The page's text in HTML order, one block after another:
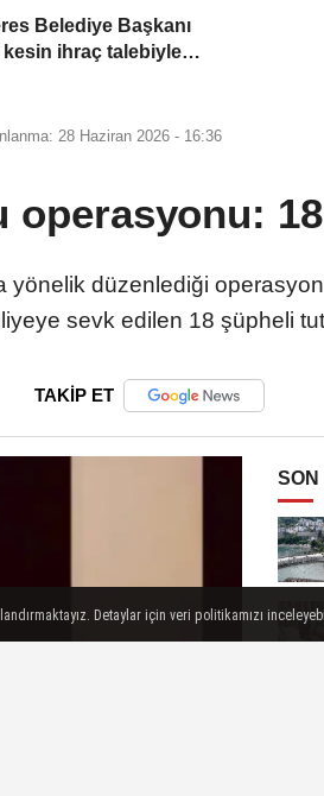
Belediye Başkanı
kesin ihraç talebiyle
28 Haziran 2026 - 16:36
operasyonu:
yönelik düzenlediği
sevk edilen 18 şüpheli
TAKİP ET
Detaylar için veri politikamızı